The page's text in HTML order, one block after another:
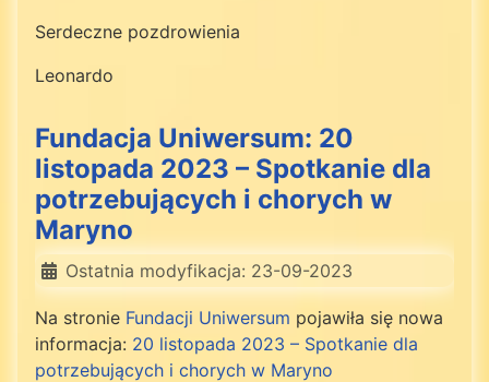
Serdeczne pozdrowienia
Leonardo
Fundacja Uniwersum: 20
listopada 2023 – Spotkanie dla
potrzebujących i chorych w
Maryno
Ostatnia modyfikacja: 23-09-2023
Na stronie Fundacji Uniwersum pojawiła się nowa
informacja: 20 listopada 2023 – Spotkanie dla
potrzebujących i chorych w Maryno